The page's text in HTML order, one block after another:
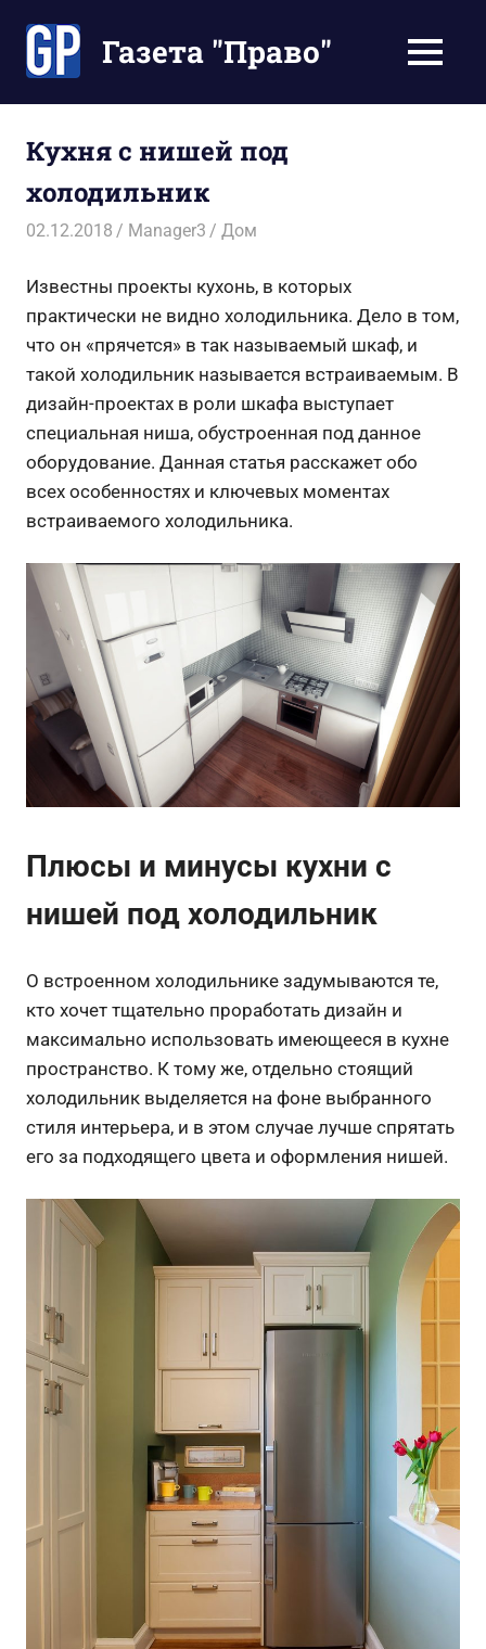
содержимомуГазета "Право"
экономят
Ваше
время
МЕНЮ
Кухня с нишей под
холодильник
02.12.2018 Manager3 Дом
Известны проекты кухонь, в которых
практически не видно холодильника. Дело в том,
что он «прячется» в так называемый шкаф, и
такой холодильник называется встраиваемым. В
дизайн-проектах в роли шкафа выступает
специальная ниша, обустроенная под данное
оборудование. Данная статья расскажет обо
всех особенностях и ключевых моментах
встраиваемого холодильника.
Плюсы и минусы кухни с
нишей под холодильник
О встроенном холодильнике задумываются те,
кто хочет тщательно проработать дизайн и
максимально использовать имеющееся в кухне
пространство. К тому же, отдельно стоящий
холодильник выделяется на фоне выбранного
стиля интерьера, и в этом случае лучше спрятать
его за подходящего цвета и оформления нишей.